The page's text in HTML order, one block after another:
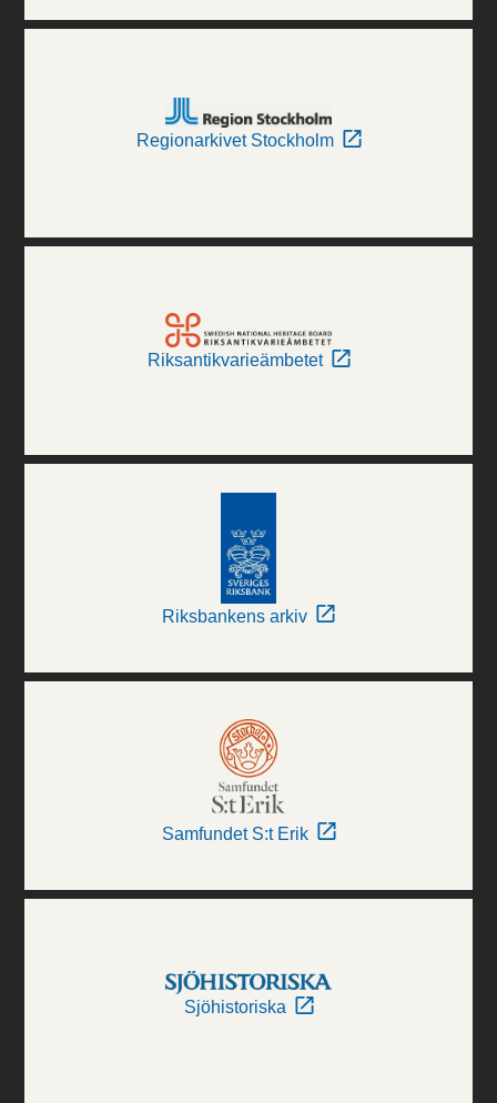
Regionarkivet Stockholm
Riksantikvarieämbetet
Riksbankens arkiv
Samfundet S:t Erik
Sjöhistoriska